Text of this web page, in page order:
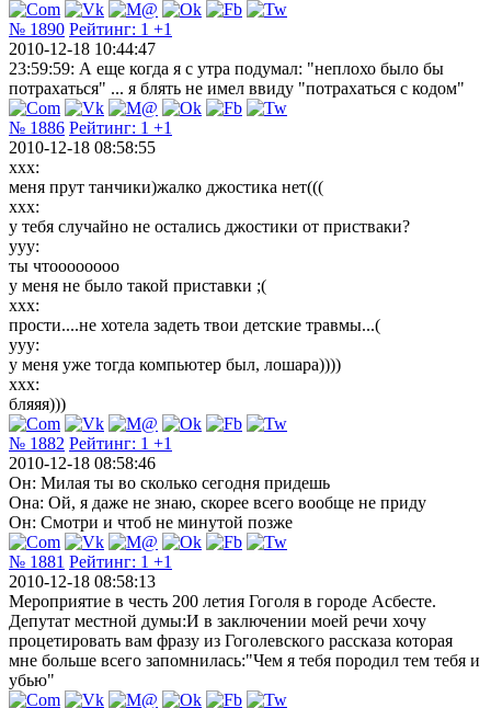
№ 1890 Рейтинг: 1 +1
2010-12-18 10:44:47
23:59:59: А еще когда я с утра подумал: "неплохо было бы
потрахаться" ... я блять не имел ввиду "потрахаться с кодом"
№ 1886 Рейтинг: 1 +1
2010-12-18 08:58:55
xxx:
меня прут танчики)жалко джостика нет(((
xxx:
у тебя случайно не остались джостики от пристваки?
yyy:
ты чтоооооооо
у меня не было такой приставки ;(
xxx:
прости....не хотела задеть твои детские травмы...(
yyy:
у меня уже тогда компьютер был, лошара))))
xxx:
бляяя)))
№ 1882 Рейтинг: 1 +1
2010-12-18 08:58:46
Он: Милая ты во сколько сегодня придешь
Она: Ой, я даже не знаю, скорее всего вообще не приду
Он: Смотри и чтоб не минутой позже
№ 1881 Рейтинг: 1 +1
2010-12-18 08:58:13
Мероприятие в честь 200 летия Гоголя в городе Асбесте.
Депутат местной думы:И в заключении моей речи хочу
процетировать вам фразу из Гоголевского рассказа которая
мне больше всего запомнилась:"Чем я тебя породил тем тебя и
убью"